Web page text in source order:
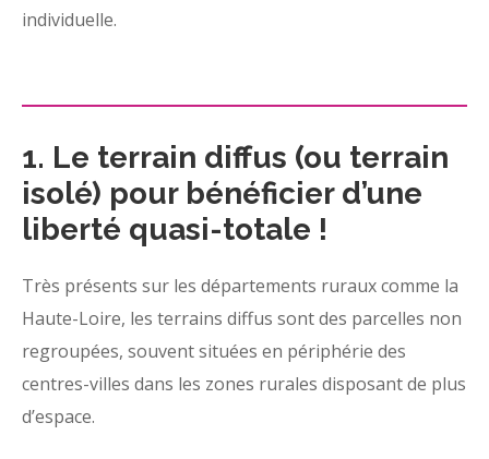
individuelle.
1. Le terrain diffus (ou terrain
isolé) pour bénéficier d’une
liberté quasi-totale !
Très présents sur les départements ruraux comme la
Haute-Loire, les terrains diffus sont des parcelles non
regroupées, souvent situées en périphérie des
centres-villes dans les zones rurales disposant de plus
d’espace.